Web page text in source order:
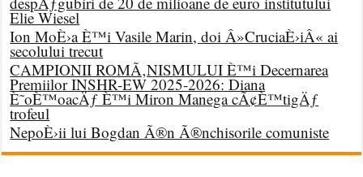
Elie Wiesel
Ion MoÈ›a È™i Vasile Marin, doi Â»CruciaÈ›iÂ« ai
secolului trecut
CAMPIONII ROMÃ‚NISMULUI È™i Decernarea
Premiilor INSHR-EW 2025-2026: Diana
È˜oÈ™oacÄƒ È™i Miron Manega cÃ¢È™tigÄƒ
trofeul
NepoÈ›ii lui Bogdan Ã®n Ã®nchisorile comuniste